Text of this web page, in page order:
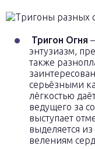
Тригон Огня
энтузиазм,
также
серьёзными
лёгкостью
ведущего за
выступает
выделяется
велениям